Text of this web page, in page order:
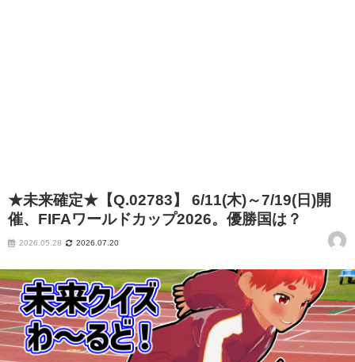
★未来確定★【Q.02783】 6/11(木)～7/19(日)開
催、FIFAワールドカップ2026。優勝国は？
2026.05.28 2026.07.20